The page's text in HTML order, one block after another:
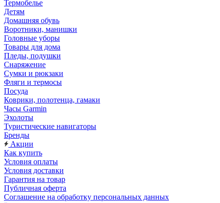
Термобелье
Детям
Домашняя обувь
Воротники, манишки
Головные уборы
Товары для дома
Пледы, подушки
Снаряжение
Сумки и рюкзаки
Фляги и термосы
Посуда
Коврики, полотенца, гамаки
Часы Garmin
Эхолоты
Туристические навигаторы
Бренды
Акции
Как купить
Условия оплаты
Условия доставки
Гарантия на товар
Публичная оферта
Соглашение на обработку персональных данных